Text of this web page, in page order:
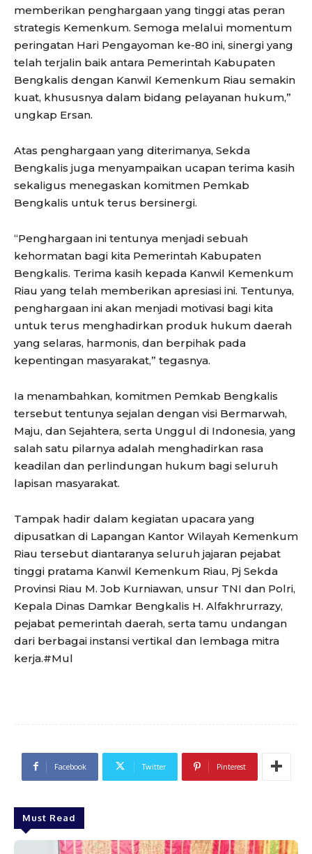
memberikan penghargaan yang tinggi atas peran
strategis Kemenkum. Semoga melalui momentum
peringatan Hari Pengayoman ke-80 ini, sinergi yang
telah terjalin baik antara Pemerintah Kabupaten
Bengkalis dengan Kanwil Kemenkum Riau semakin
kuat, khususnya dalam bidang pelayanan hukum,”
ungkap Ersan.
Atas penghargaan yang diterimanya, Sekda
Bengkalis juga menyampaikan ucapan terima kasih
sekaligus menegaskan komitmen Pemkab
Bengkalis untuk terus bersinergi.
“Penghargaan ini tentunya menjadi sebuah
kehormatan bagi kita Pemerintah Kabupaten
Bengkalis. Terima kasih kepada Kanwil Kemenkum
Riau yang telah memberikan apresiasi ini. Tentunya,
penghargaan ini akan menjadi motivasi bagi kita
untuk terus menghadirkan produk hukum daerah
yang selaras, harmonis, dan berpihak pada
kepentingan masyarakat,” tegasnya.
Ia menambahkan, komitmen Pemkab Bengkalis
tersebut tentunya sejalan dengan visi Bermarwah,
Maju, dan Sejahtera, serta Unggul di Indonesia, yang
salah satu pilarnya adalah menghadirkan rasa
keadilan dan perlindungan hukum bagi seluruh
lapisan masyarakat.
Tampak hadir dalam kegiatan upacara yang
dipusatkan di Lapangan Kantor Wilayah Kemenkum
Riau tersebut diantaranya seluruh jajaran pejabat
tinggi pratama Kanwil Kemenkum Riau, Pj Sekda
Provinsi Riau M. Job Kurniawan, unsur TNI dan Polri,
Kepala Dinas Damkar Bengkalis H. Alfakhrurrazy,
pejabat pemerintah daerah, serta tamu undangan
dari berbagai instansi vertikal dan lembaga mitra
kerja.#Mul
Facebook Twitter Pinterest
Must Read